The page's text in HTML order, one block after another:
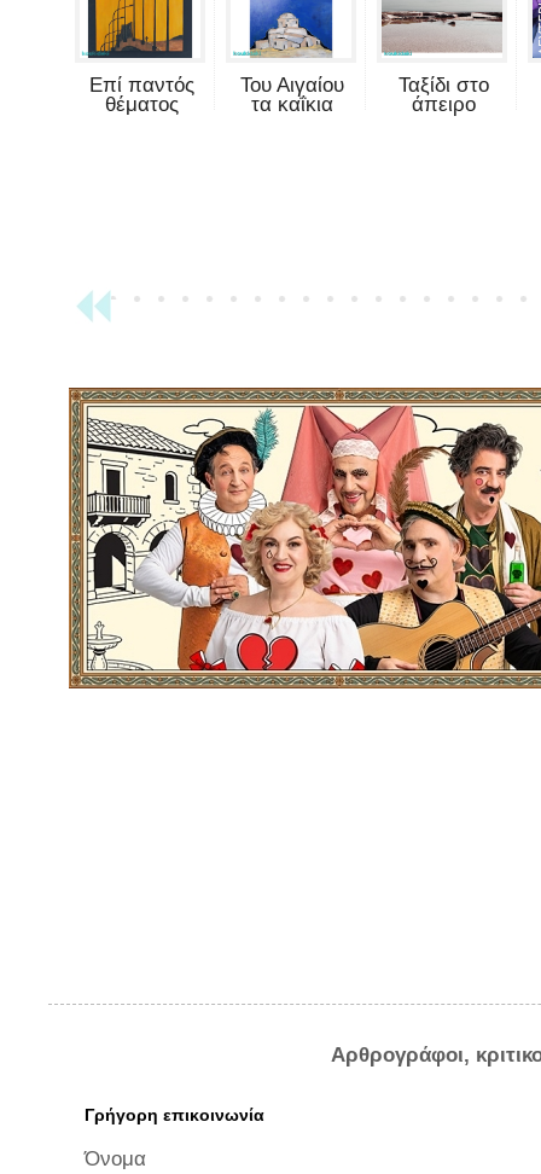
Επί παντός
θέματος
Του Αιγαίου
τα καΐκια
Ταξίδι στο
άπειρο
Αρθρογράφοι,
Γρήγορη επικοινωνία
Όνομα